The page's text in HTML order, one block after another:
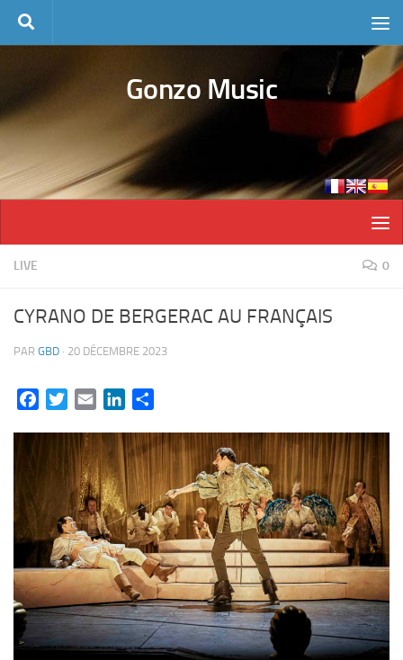
Skip to content
Gonzo Music
LIVE 0
CYRANO DE BERGERAC AU FRANÇAIS
PAR GBD · 20 DÉCEMBRE 2023
FacebookTwitterEmail LinkedIn